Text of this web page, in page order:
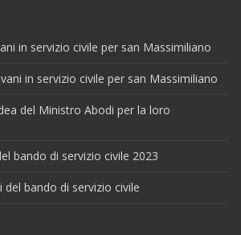
in servizio civile per san Massimiliano
in servizio civile per san Massimiliano
del Ministro Abodi per la loro
bando di servizio civile 2023
del bando di servizio civile